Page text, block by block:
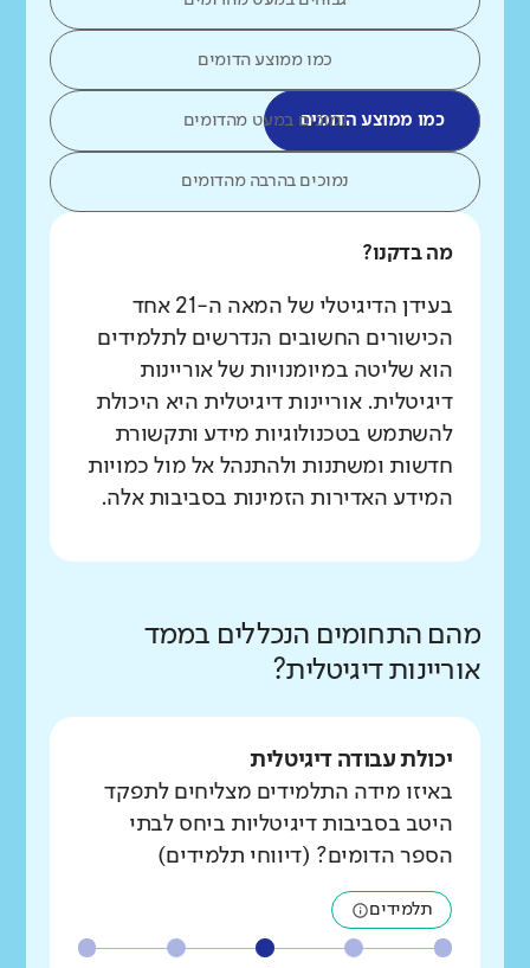
כמו ממוצע הדומים
כמו ממוצע הדומיםנמוכים במעט מהדומים
נמוכים בהרבה מהדומים
מה בדקנו?
בעידן הדיגיטלי של המאה ה-21 אחד
הכישורים החשובים הנדרשים לתלמידים
הוא שליטה במיומנויות של אוריינות
דיגיטלית. אוריינות דיגיטלית היא היכולת
להשתמש בטכנולוגיות מידע ותקשורת
חדשות ומשתנות ולהתנהל אל מול כמויות
המידע האדירות הזמינות בסביבות אלה.
מהם התחומים הנכללים בממד
אוריינות דיגיטלית?
יכולת עבודה דיגיטלית
באיזו מידה התלמידים מצליחים לתפקד
היטב בסביבות דיגיטליות ביחס לבתי
הספר הדומים? (דיווחי תלמידים)
תלמידים